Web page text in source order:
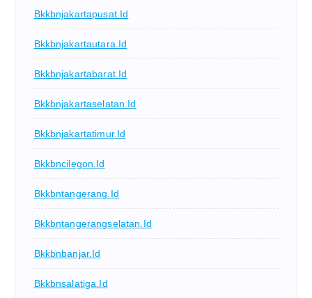
Bkkbnjakartapusat.id
Bkkbnjakartautara.id
Bkkbnjakartabarat.id
Bkkbnjakartaselatan.id
Bkkbnjakartatimur.id
Bkkbncilegon.id
Bkkbntangerang.id
Bkkbntangerangselatan.id
Bkkbnbanjar.id
Bkkbnsalatiga.id